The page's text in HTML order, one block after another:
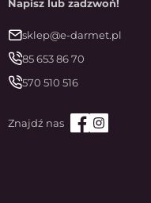
Napisz lub zadzwoń!
sklep@e-darmet.pl
85 653 86 70
570 510 516